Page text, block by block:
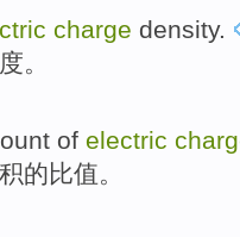
charge density.
。
of electric
的比值。